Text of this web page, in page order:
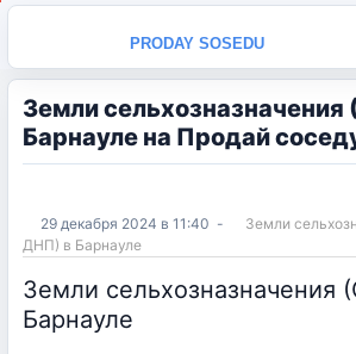
PRODAY SOSEDU
Земли
Барнауле на Продай
29 декабря 2024 в 11:40 -
Земли
ДНП) в Барнауле
Земли
Барнауле